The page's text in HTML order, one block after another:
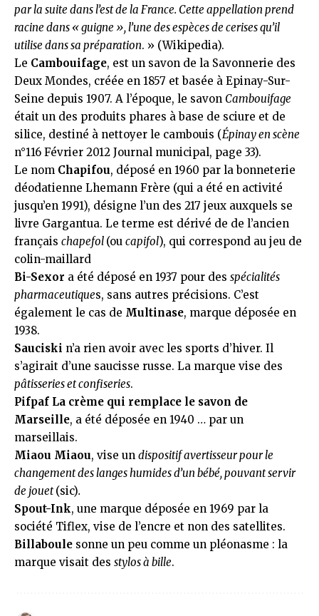
par la suite dans l’est de la France. Cette appellation prend
racine dans « guigne », l’une des espèces de cerises qu’il
utilise dans sa préparation. » (Wikipedia).
Le Cambouifage, est un savon de la Savonnerie des
Deux Mondes, créée en 1857 et basée à Epinay-Sur-
Seine depuis 1907. A l’époque, le savon Cambouifage
était un des produits phares à base de sciure et de
silice, destiné à nettoyer le cambouis (Épinay en scène
n°116 Février 2012 Journal municipal, page 33).
Le nom Chapifou, déposé en 1960 par la bonneterie
déodatienne Lhemann Frère (qui a été en activité
jusqu’en 1991), désigne l’un des 217 jeux auxquels se
livre Gargantua. Le terme est dérivé de de l’ancien
français chapefol (ou capifol), qui correspond au jeu de
colin-maillard
Bi-Sexor a été déposé en 1937 pour des spécialités
pharmaceutiques, sans autres précisions. C’est
également le cas de Multinase, marque déposée en
1938.
Sauciski n’a rien avoir avec les sports d’hiver. Il
s’agirait d’une saucisse russe. La marque vise des
pâtisseries et confiseries.
Pifpaf La crème qui remplace le savon de
Marseille, a été déposée en 1940 … par un
marseillais.
Miaou Miaou, vise un dispositif avertisseur pour le
changement des langes humides d’un bébé, pouvant servir
de jouet(sic).
Spout-Ink, une marque déposée en 1969 par la
société Tiflex, vise de l’encre et non des satellites.
Billaboule sonne un peu comme un pléonasme : la
marque visait des stylos à bille.